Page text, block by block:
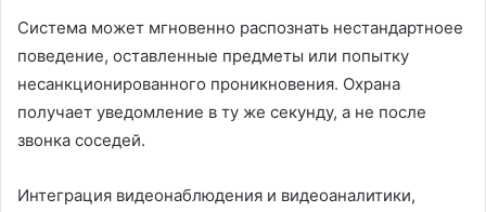
Система может мгновенно распознать нестандартноее
поведение, оставленные предметы или попытку
несанкционированного проникновения. Охрана
получает уведомление в ту же секунду, а не после
звонка соседей.
Интеграция видеонаблюдения и видеоаналитики,